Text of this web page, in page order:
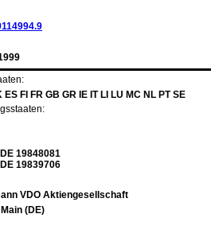
FI FR GB GR IE IT LI LU MC NL PT SE
DE 19848081
DE 19839706
VDO Aktiengesellschaft
(DE)